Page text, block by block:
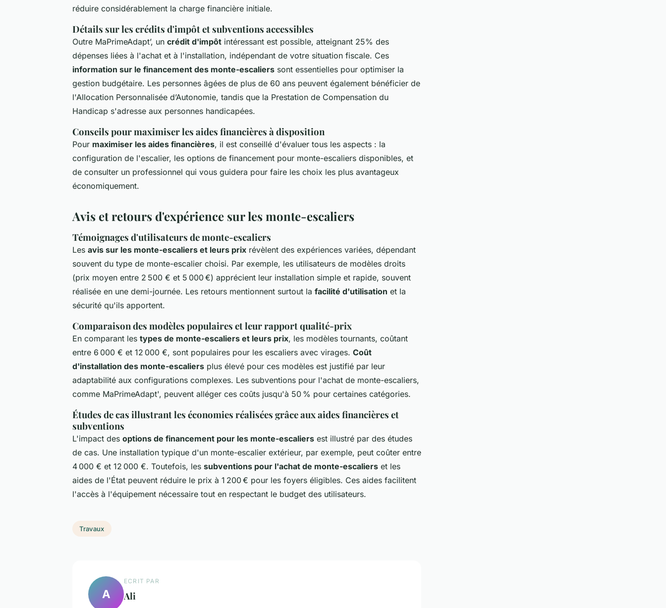
réduire considérablement la charge financière initiale.
Détails sur les crédits d'impôt et subventions accessibles
Outre MaPrimeAdapt’, un crédit d'impôt intéressant est possible, atteignant 25% des
dépenses liées à l'achat et à l'installation, indépendant de votre situation fiscale. Ces
information sur le financement des monte-escaliers sont essentielles pour optimiser la
gestion budgétaire. Les personnes âgées de plus de 60 ans peuvent également bénéficier de
l'Allocation Personnalisée d’Autonomie, tandis que la Prestation de Compensation du
Handicap s'adresse aux personnes handicapées.
Conseils pour maximiser les aides financières à disposition
Pour maximiser les aides financières, il est conseillé d'évaluer tous les aspects : la
configuration de l'escalier, les options de financement pour monte-escaliers disponibles, et
de consulter un professionnel qui vous guidera pour faire les choix les plus avantageux
économiquement.
Avis et retours d'expérience sur les monte-escaliers
Témoignages d'utilisateurs de monte-escaliers
Les avis sur les monte-escaliers et leurs prix révèlent des expériences variées, dépendant
souvent du type de monte-escalier choisi. Par exemple, les utilisateurs de modèles droits
(prix moyen entre 2 500 € et 5 000 €) apprécient leur installation simple et rapide, souvent
réalisée en une demi-journée. Les retours mentionnent surtout la facilité d'utilisation et la
sécurité qu'ils apportent.
Comparaison des modèles populaires et leur rapport qualité-prix
En comparant les types de monte-escaliers et leurs prix, les modèles tournants, coûtant
entre 6 000 € et 12 000 €, sont populaires pour les escaliers avec virages. Coût
d'installation des monte-escaliers plus élevé pour ces modèles est justifié par leur
adaptabilité aux configurations complexes. Les subventions pour l'achat de monte-escaliers,
comme MaPrimeAdapt', peuvent alléger ces coûts jusqu'à 50 % pour certaines catégories.
Études de cas illustrant les économies réalisées grâce aux aides financières et
subventions
L'impact des options de financement pour les monte-escaliers est illustré par des études
de cas. Une installation typique d'un monte-escalier extérieur, par exemple, peut coûter entre
4 000 € et 12 000 €. Toutefois, les subventions pour l'achat de monte-escaliers et les
aides de l'État peuvent réduire le prix à 1 200 € pour les foyers éligibles. Ces aides facilitent
l'accès à l'équipement nécessaire tout en respectant le budget des utilisateurs.
Travaux
A
ECRIT PAR
Ali